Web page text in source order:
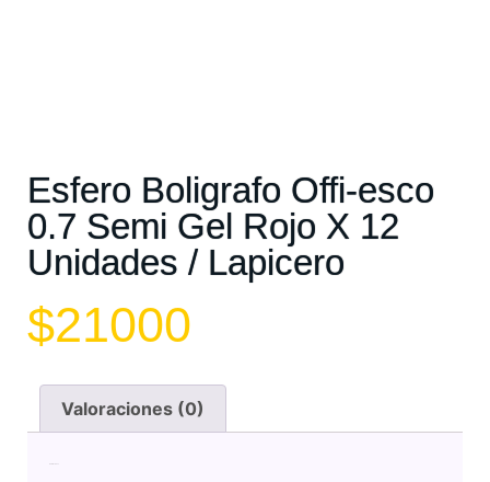
Esfero Boligrafo Offi-esco
0.7 Semi Gel Rojo X 12
Unidades / Lapicero
$21000
Valoraciones (0)